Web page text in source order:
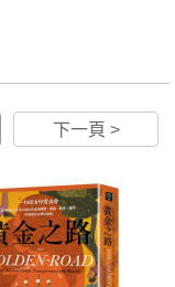
下一頁 >